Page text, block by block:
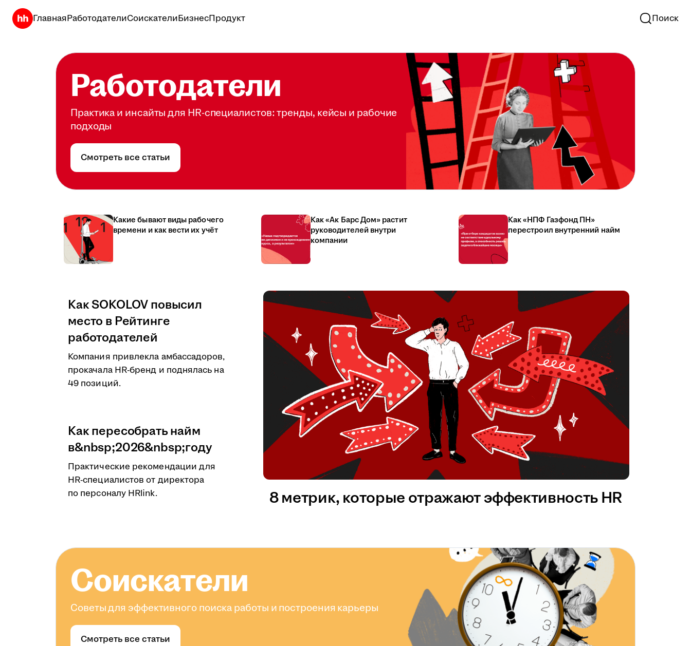
ГлавнаяРаботодателиСоискателиБизнесПродукт Поиск
Работодатели
Практика и инсайты для HR-специалистов: тренды, кейсы и рабочие
подходы
Смотреть все статьи
Какие бывают виды рабочего
времени и как вести их учёт
Как «Ак Барс Дом» растит
руководителей внутри
компании
Как «НПФ Газфонд ПН»
перестроил внутренний найм
Как SOKOLOV повысил
место в Рейтинге
работодателей
Компания привлекла амбассадоров,
прокачала HR-бренд и поднялась на
49 позиций.
Как пересобрать найм
в&nbsp;2026&nbsp;году
Практические рекомендации для
HR-специалистов от директора
по персоналу HRlink.
8 метрик, которые отражают эффективность HR
Соискатели
Советы для эффективного поиска работы и построения карьеры
Смотреть все статьи